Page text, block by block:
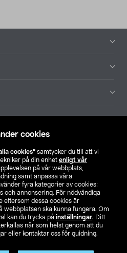
cookies
cookies” samtycker du till att vi
på din enhet enligt vår
på vår webbplats,
samt anpassa våra
fyra kategorier av cookies:
och annonsering. För nödvändiga
eftersom dessa cookies är
webbplatsen ska kunna fungera. Om
kan du trycka på inställningar. Ditt
när som helst genom att du
eller kontaktar oss för guidning.
Hitta butik
NO FI